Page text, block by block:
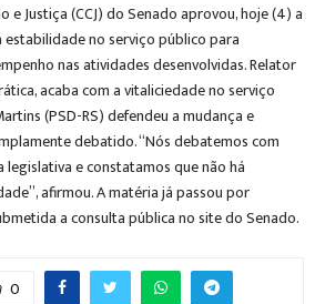
e Justiça (CCJ) do Senado aprovou, hoje (4) a
no serviço público para
nas atividades desenvolvidas. Relator
acaba com a vitaliciedade no serviço
(PSD-RS) defendeu a mudança e
debatido. “Nós debatemos com
e constatamos que não há
afirmou. A matéria já passou por
a consulta pública no site do Senado.
0